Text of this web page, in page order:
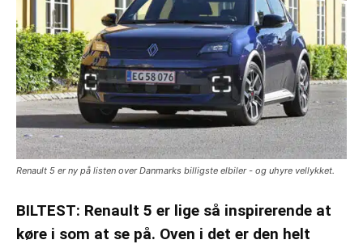
Renault 5 er ny på listen over Danmarks billigste elbiler - og uhyre vellykket.
BILTEST: Renault 5 er lige så inspirerende at
køre i som at se på. Oven i det er den helt